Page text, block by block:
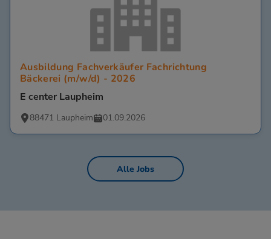
Ausbildung Fachverkäufer Fachrichtung
Bäckerei (m/w/d) - 2026
E center Laupheim
88471 Laupheim 01.09.2026
Alle Jobs